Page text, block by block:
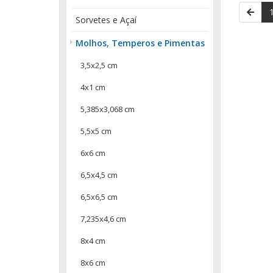
Sorvetes e Açaí
Molhos, Temperos e Pimentas
3,5x2,5 cm
4x1 cm
5,385x3,068 cm
5,5x5 cm
6x6 cm
6,5x4,5 cm
6,5x6,5 cm
7,235x4,6 cm
8x4 cm
8x6 cm